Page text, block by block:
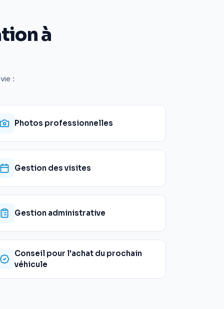
à
:
Photos professionnelles
Gestion des visites
Gestion administrative
Conseil pour l'achat du prochain
véhicule